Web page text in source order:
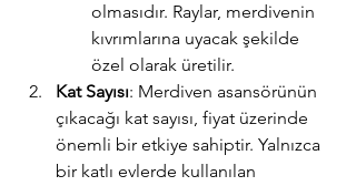
olmasıdır. Raylar, merdivenin
kıvrımlarına uyacak şekilde
özel olarak üretilir.
Kat Sayısı: Merdiven asansörünün
çıkacağı kat sayısı, fiyat üzerinde
önemli bir etkiye sahiptir. Yalnızca
bir katlı evlerde kullanılan